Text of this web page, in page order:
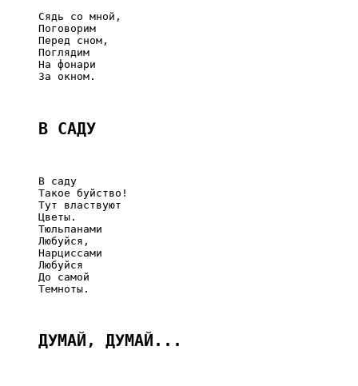
     Сядь со мной,
     Поговорим
     Перед сном,
     Поглядим
     На фонари
     За окном.
В САДУ
     В саду
     Такое буйство!
     Тут властвуют
     Цветы.
     Тюльпанами
     Любуйся,
     Нарциссами
     Любуйся
     До самой
     Темноты.
ДУМАЙ, ДУМАЙ...